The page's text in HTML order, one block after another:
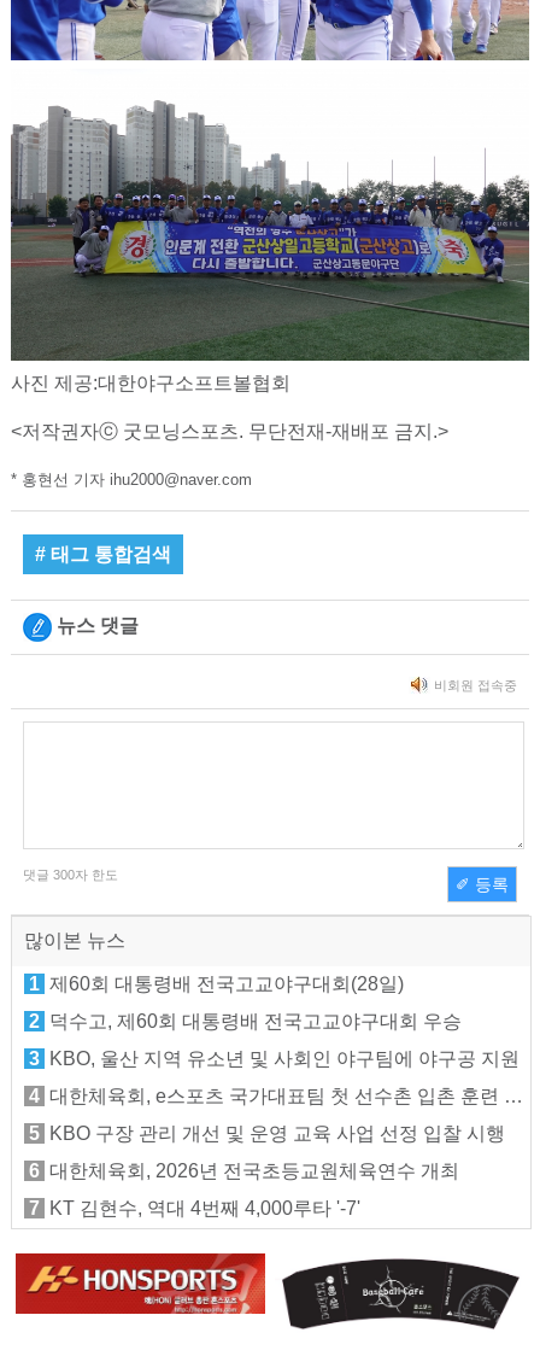
사진 제공:대한야구소프트볼협회
<저작권자ⓒ 굿모닝스포츠. 무단전재-재배포 금지.>
* 홍현선 기자 ihu2000@naver.com
# 태그 통합검색
뉴스 댓글
비회원 접속중
댓글 300자 한도 ✐ 등록
많이본 뉴스
1 제60회 대통령배 전국고교야구대회(28일)
2 덕수고, 제60회 대통령배 전국고교야구대회 우승
3 KBO, 울산 지역 유소년 및 사회인 야구팀에 야구공 지원
4 대한체육회, e스포츠 국가대표팀 첫 선수촌 입촌 훈련 지원
5 KBO 구장 관리 개선 및 운영 교육 사업 선정 입찰 시행
6 대한체육회, 2026년 전국초등교원체육연수 개최
7
KT 김현수, 역대 4번째 4,000루타 '-7'